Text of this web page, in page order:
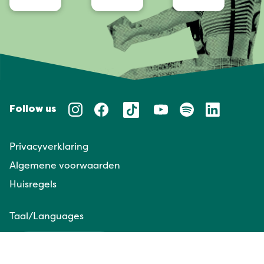
Follow us
Privacyverklaring
Algemene voorwaarden
Huisregels
Taal/Languages